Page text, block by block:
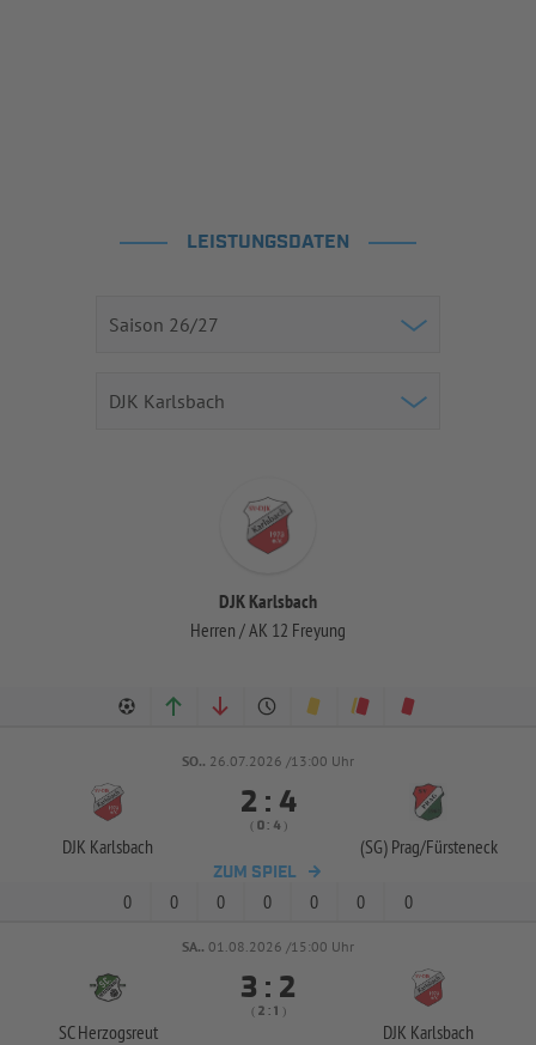
LEISTUNGSDATEN
DJK Karlsbach
Herren / AK 12 Freyung
SO.. 26.07.2026 /13:00 Uhr
DJK Karlsbach
 : 
( :  )
(SG) Prag/Fürsteneck
ZUM SPIEL
0 0 0 0 0 0 0
SA.. 01.08.2026 /15:00 Uhr
SC Herzogsreut
 : 
(  :  )
DJK Karlsbach